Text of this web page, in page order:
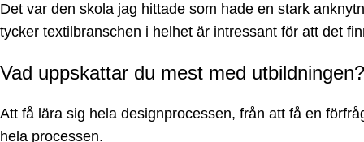
Det var den skola jag hittade som hade en stark
tycker textilbranschen i helhet är intressant för att det
Vad uppskattar du mest med utbildningen?
Att få lära sig hela designprocessen, från att få en
hela processen.